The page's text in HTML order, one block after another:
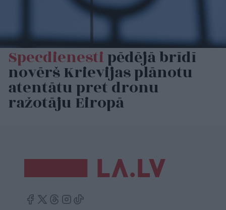
Specdienestipēdējā brīdī
novērš Krievijas plānotu
atentātu pret dronu
ražotāju Eiropā